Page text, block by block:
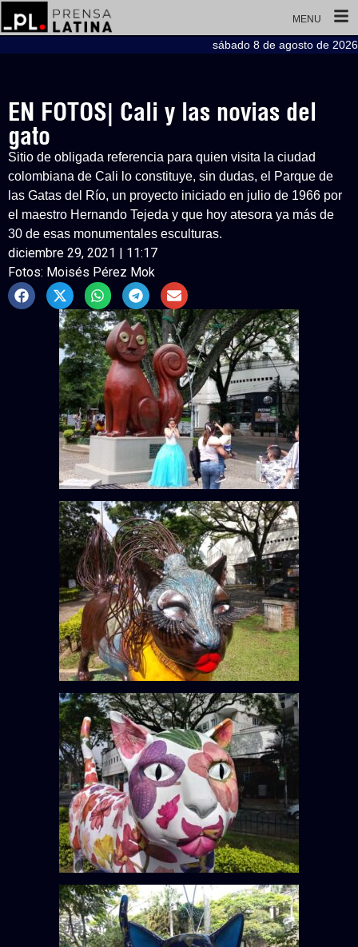
MENU
sábado 8 de agosto de 2026
EN FOTOS| Cali y las novias del
gato
Sitio de obligada referencia para quien visita la ciudad
colombiana de Cali lo constituye, sin dudas, el Parque de
las Gatas del Río, un proyecto iniciado en julio de 1966 por
el maestro Hernando Tejeda y que hoy atesora ya más de
30 de esas monumentales esculturas.
diciembre 29, 2021 | 11:17
Fotos: Moisés Pérez Mok